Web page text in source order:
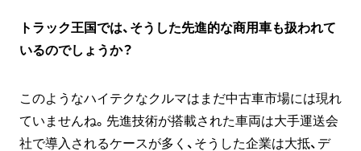
トラック王国では、そうした先進的な商用車も扱われて
いるのでしょうか？
このようなハイテクなクルマはまだ中古車市場には現れ
ていませんね。先進技術が搭載された車両は大手運送会
社で導入されるケースが多く、そうした企業は大抵、デ